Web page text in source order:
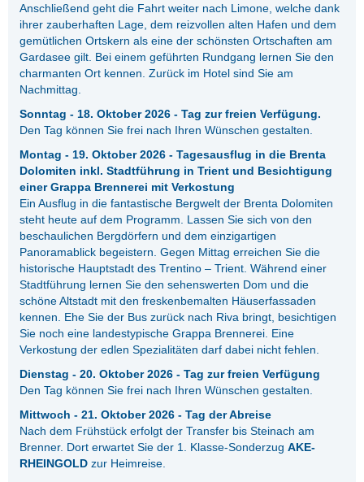
Anschließend geht die Fahrt weiter nach Limone, welche dank
ihrer zauberhaften Lage, dem reizvollen alten Hafen und dem
gemütlichen Ortskern als eine der schönsten Ortschaften am
Gardasee gilt. Bei einem geführten Rundgang lernen Sie den
charmanten Ort kennen. Zurück im Hotel sind Sie am
Nachmittag.
Sonntag - 18. Oktober 2026 - Tag zur freien Verfügung.
Den Tag können Sie frei nach Ihren Wünschen gestalten.
Montag - 19. Oktober 2026 - Tagesausflug in die Brenta
Dolomiten inkl. Stadtführung in Trient und Besichtigung
einer Grappa Brennerei mit Verkostung
Ein Ausflug in die fantastische Bergwelt der Brenta Dolomiten
steht heute auf dem Programm. Lassen Sie sich von den
beschaulichen Bergdörfern und dem einzigartigen
Panoramablick begeistern. Gegen Mittag erreichen Sie die
historische Hauptstadt des Trentino – Trient. Während einer
Stadtführung lernen Sie den sehenswerten Dom und die
schöne Altstadt mit den freskenbemalten Häuserfassaden
kennen. Ehe Sie der Bus zurück nach Riva bringt, besichtigen
Sie noch eine landestypische Grappa Brennerei. Eine
Verkostung der edlen Spezialitäten darf dabei nicht fehlen.
Dienstag - 20. Oktober 2026 - Tag zur freien Verfügung
Den Tag können Sie frei nach Ihren Wünschen gestalten.
Mittwoch - 21. Oktober 2026 - Tag der Abreise
Nach dem Frühstück erfolgt der Transfer bis Steinach am
Brenner. Dort erwartet Sie der 1. Klasse-SonderzugAKE-
RHEINGOLD zur Heimreise.